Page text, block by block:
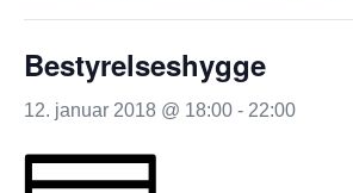
Bestyrelseshygge
12. januar 2018 @ 18:00 - 22:00